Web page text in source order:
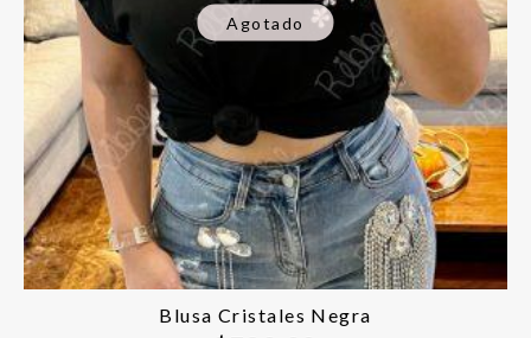
Agotado
Blusa Cristales Negra